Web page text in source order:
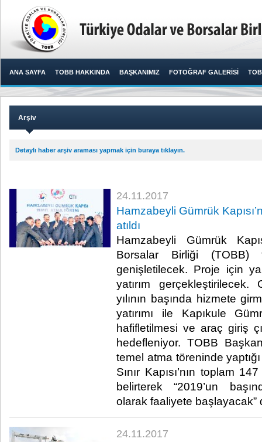
ANA SAYFA TOBB HAKKINDA BAŞKANIMIZ FOTOĞRAF GALERİSİ
Arşiv
Detaylı haber arşiv araması yapmak için buraya tıklayın.
24.11.2017
Hamzabeyli Gümrük
atıldı
Hamzabeyli Gümrük
Borsalar Birliği (TOBB)
genişletilecek. Proje için
yatırım gerçekleştirilecek.
yılının başında hizmete
yatırımı ile Kapıkule
hafifletilmesi ve araç giriş
hedefleniyor. TOBB
temel atma töreninde
Sınır Kapısı’nın toplam
belirterek “2019’un
olarak faaliyete başlayacak”
24.11.2017